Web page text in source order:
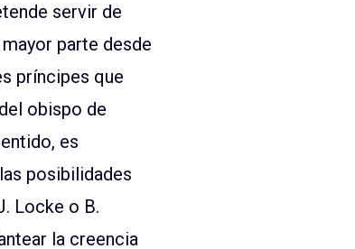
servir de
parte desde
príncipes que
obispo de
es
posibilidades
Locke o B.
la creencia